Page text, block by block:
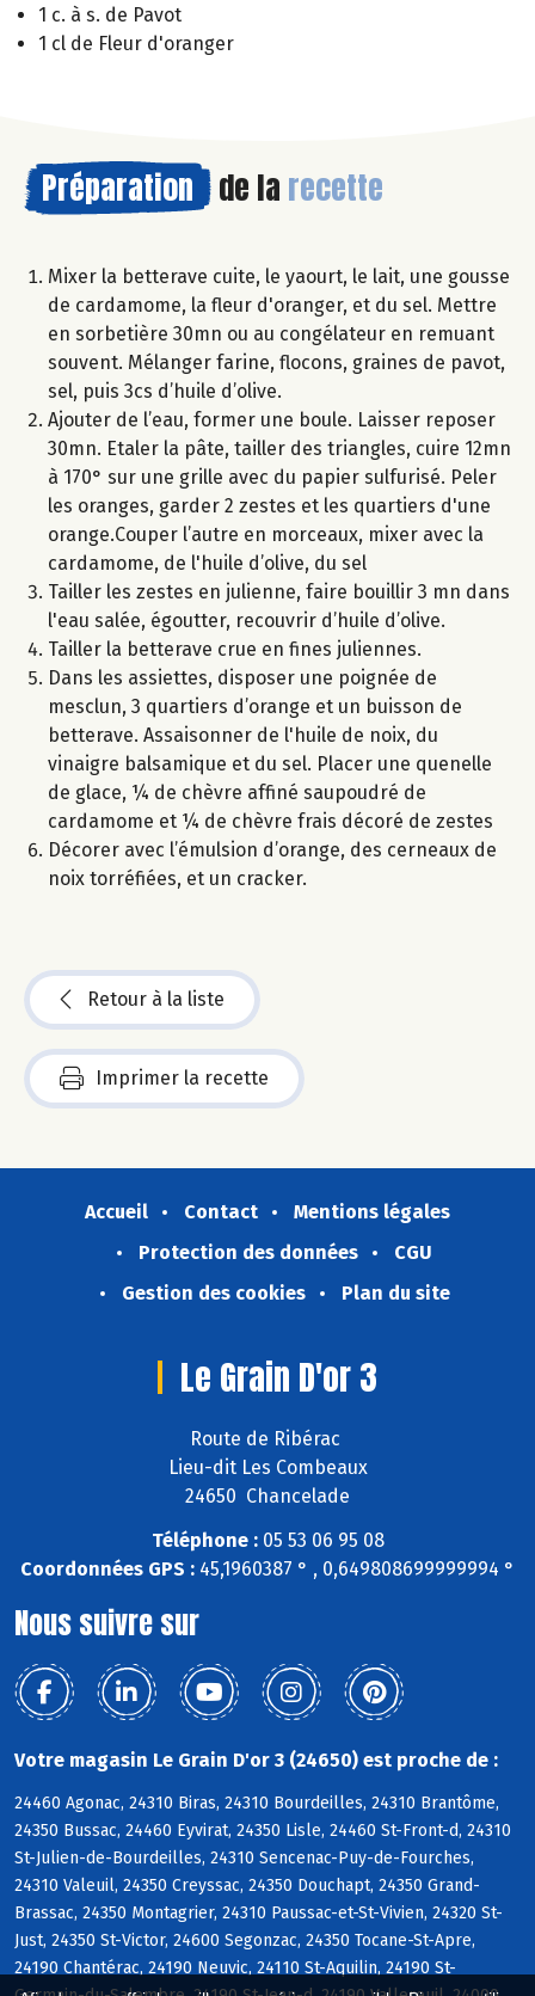
1 c. à s. de Pavot
1 cl de Fleur d'oranger
Préparation de la recette
Mixer la betterave cuite, le yaourt, le lait, une gousse
de cardamome, la fleur d'oranger, et du sel. Mettre
en sorbetière 30mn ou au congélateur en remuant
souvent. Mélanger farine, flocons, graines de pavot,
sel, puis 3cs d’huile d’olive.
Ajouter de l’eau, former une boule. Laisser reposer
30mn. Etaler la pâte, tailler des triangles, cuire 12mn
à 170° sur une grille avec du papier sulfurisé. Peler
les oranges, garder 2 zestes et les quartiers d'une
orange.Couper l’autre en morceaux, mixer avec la
cardamome, de l'huile d’olive, du sel
Tailler les zestes en julienne, faire bouillir 3 mn dans
l'eau salée, égoutter, recouvrir d’huile d’olive.
Tailler la betterave crue en fines juliennes.
Dans les assiettes, disposer une poignée de
mesclun, 3 quartiers d’orange et un buisson de
betterave. Assaisonner de l'huile de noix, du
vinaigre balsamique et du sel. Placer une quenelle
de glace, ¼ de chèvre affiné saupoudré de
cardamome et ¼ de chèvre frais décoré de zestes
Décorer avec l’émulsion d’orange, des cerneaux de
noix torréfiées, et un cracker.
Retour à la liste
Imprimer la recette
Accueil Contact
Mentions légales
Protection des données
CGU
Gestion des cookies
Plan du site
Le Grain D'or 3
Route de Ribérac
Lieu-dit Les Combeaux
24650 Chancelade
Téléphone :05 53 06 95 08
Coordonnées GPS : 45,1960387 ° , 0,649808699999994 °
Nous suivre sur
Votre magasin Le Grain D'or 3 (24650) est proche de :
24460 Agonac, 24310 Biras, 24310 Bourdeilles, 24310 Brantôme,
24350 Bussac, 24460 Eyvirat, 24350 Lisle, 24460 St-Front-d, 24310
St-Julien-de-Bourdeilles, 24310 Sencenac-Puy-de-Fourches,
24310 Valeuil, 24350 Creyssac, 24350 Douchapt, 24350 Grand-
Brassac, 24350 Montagrier, 24310 Paussac-et-St-Vivien, 24320 St-
Just, 24350 St-Victor, 24600 Segonzac, 24350 Tocane-St-Apre,
24190 Chantérac, 24190 Neuvic, 24110 St-Aquilin, 24190 St-